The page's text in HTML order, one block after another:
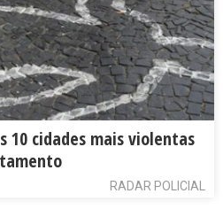
10 cidades mais violentas
RADAR POLICIAL